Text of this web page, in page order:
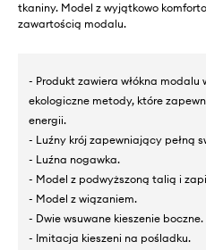
tkaniny. Model z wyjątkowo
zawartością modalu.
- Produkt zawiera włókna
ekologiczne metody, które
energii.
- Luźny krój zapewniający pełną
- Luźna nogawka.
- Model z podwyższoną talią i
- Model z wiązaniem.
- Dwie wsuwane kieszenie boczne.
- Imitacja kieszeni na pośladku.